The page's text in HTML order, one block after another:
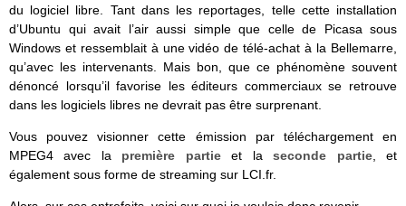
du logiciel libre. Tant dans les reportages, telle cette installation
d’Ubuntu qui avait l’air aussi simple que celle de Picasa sous
Windows et ressemblait à une vidéo de télé-achat à la Bellemarre,
qu’avec les intervenants. Mais bon, que ce phénomène souvent
dénoncé lorsqu’il favorise les éditeurs commerciaux se retrouve
dans les logiciels libres ne devrait pas être surprenant.
Vous pouvez visionner cette émission par téléchargement en
MPEG4 avec la première partieet laseconde partie, et
également sous forme de streaming sur LCI.fr.